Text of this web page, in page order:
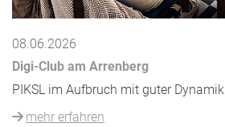
08.06.2026
Digi-Club am Arrenberg
PIKSL im Aufbruch mit guter Dynamik
mehr erfahren